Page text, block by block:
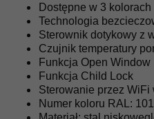
Dostępne w 3 kolorach
Technologia
Sterownik dotykowy z
Czujnik temperatury
Funkcja Open Window
Funkcja Child Lock
Sterowanie przez WiFi
Numer koloru RAL: